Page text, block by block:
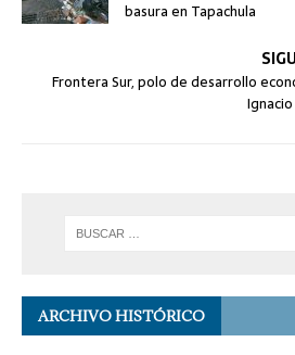
basura en Tapachula
Frontera Sur, polo de desarrollo
ARCHIVO HISTÓRICO